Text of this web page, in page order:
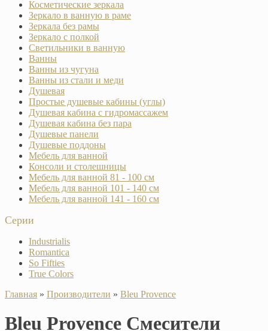
Косметические зеркала
Зеркало в ванную в раме
Зеркала без рамы
Зеркало с полкой
Светильники в ванную
Ванны
Ванны из чугуна
Ванны из стали и меди
Душевая
Простые душевые кабины (углы)
Душевая кабина с гидромассажем
Душевая кабина без пара
Душевые панели
Душевые поддоны
Мебель для ванной
Консоли и столешницы
Мебель для ванной 81 - 100 см
Мебель для ванной 101 - 140 см
Мебель для ванной 141 - 160 см
Серии
Industrialis
Romantica
So Fifties
True Colors
Главная » Производители » Bleu Provence
Bleu Provence Смесители